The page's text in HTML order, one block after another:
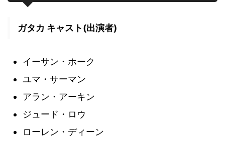
ガタカ キャスト(出演者)
イーサン・ホーク
ユマ・サーマン
アラン・アーキン
ジュード・ロウ
ローレン・ディーン